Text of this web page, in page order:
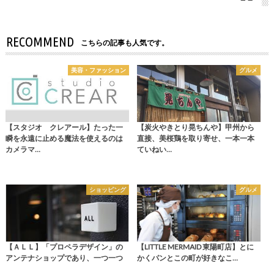
RECOMMEND こちらの記事も人気です。
美容・ファッション
【スタジオ クレアール】たった一
瞬を永遠に止める魔法を使えるのは
カメラマ…
グルメ
【炭火やきとり晃ちんや】甲州から
直接、美桜鶏を取り寄せ、一本一本
ていねい…
ショッピング
【ＡＬＬ】「プロペラデザイン」の
アンテナショップであり、一つ一つ
グルメ
【LITTLE MERMAID 東陽町店】とに
かくパンとこの町が好きなこ…